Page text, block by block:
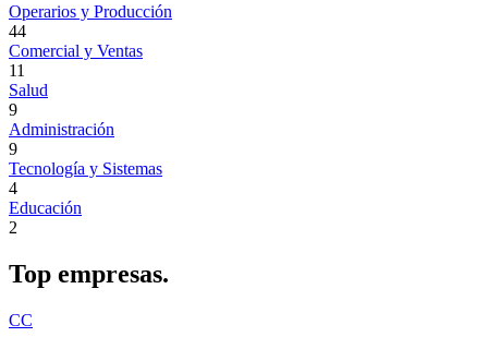
Operarios y Producción
44
Comercial y Ventas
11
Salud
9
Administración
9
Tecnología y Sistemas
4
Educación
2
Top empresas.
CC